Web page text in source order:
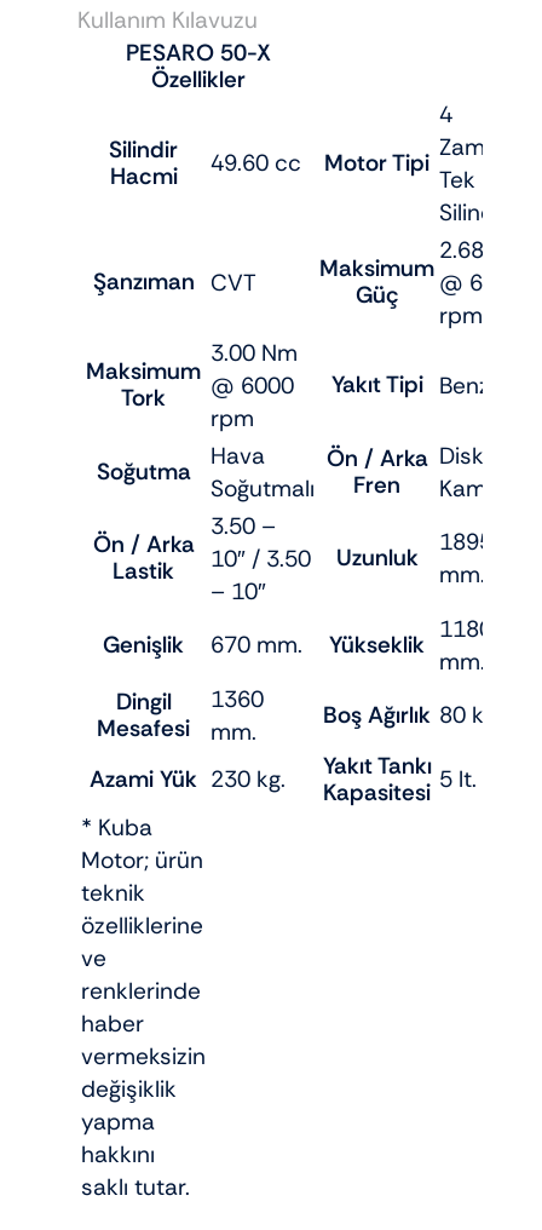
Kullanım Kılavuzu
PESARO 50-X
Özellikler
Silindir
Hacmi
49.60 cc Motor Tipi
4
Zamanlı,
Tek
Silindir
Şanzıman CVT
Maksimum
Güç
2.68 HP
@ 6750
rpm
Maksimum
Tork
3.00 Nm
@ 6000
rpm
Yakıt Tipi Benzin
Soğutma
Hava
Soğutmalı
Ön / Arka
Fren
Disk /
Kampana
Ön / Arka
Lastik
3.50 –
10″ / 3.50
– 10″
Uzunluk
1895
mm.
Genişlik 670 mm. Yükseklik
1180
mm.
Dingil
Mesafesi
1360
mm.
Boş Ağırlık 80 kg.
Azami Yük 230 kg.
Yakıt Tankı
Kapasitesi 5 lt.
* Kuba
Motor; ürün
teknik
özelliklerine
ve
renklerinde
haber
vermeksizin
değişiklik
yapma
hakkını
saklı tutar.